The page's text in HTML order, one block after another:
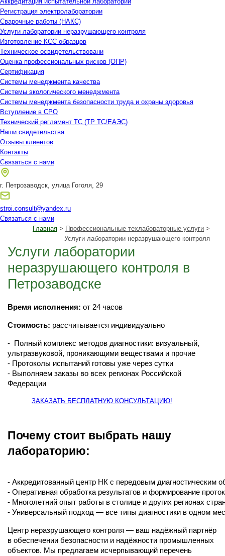
Регистрация электролаборатории
Сварочные работы (НАКС)
Услуги лаборатории неразрушающего контроля
Изготовление КСС образцов
Техническое освидетельствовани
Оценка профессиональных рисков (ОПР)
Сертификация
Системы менеджмента качества
Системы экологического менеджмента
Системы менеджмента безопасности труда и охраны здоровья
Вступление в СРО
Технический регламент ТС (ТР ТС/ЕАЭС)
Наши свидетельства
Отзывы клиентов
Контакты
Связаться с нами
г. Петрозаводск, улица Гоголя, 29
stroi.consult@yandex.ru
Связаться с нами
Главная > Профессиональные техлабораторные услуги >
Услуги лаборатории неразрушающего контроля
Услуги лаборатории
неразрушающего контроля в
Петрозаводске
Время исполнения: от 24 часов
Стоимость: рассчитывается индивидуально
- Полный комплекс методов диагностики: визуальный,
ультразвуковой, проникающими веществами и прочие
- Протоколы испытаний готовы уже через сутки
- Выполняем заказы во всех регионах Российской
Федерации
ЗАКАЗАТЬ БЕСПЛАТНУЮ КОНСУЛЬТАЦИЮ!
Почему стоит выбрать нашу
лабораторию:
- Аккредитованный центр НК с передовым диагностическим
- Оперативная обработка результатов и формирование
- Многолетний опыт работы в столице и других регионах
- Универсальный подход — все типы диагностики в одном
Центр неразрушающего контроля — ваш надёжный партнёр
в обеспечении безопасности и надёжности промышленных
объектов. Мы предлагаем исчерпывающий перечень